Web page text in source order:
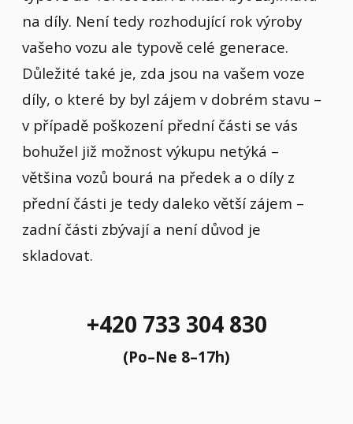
na díly. Není tedy rozhodující rok výroby
vašeho vozu ale typově celé generace.
Důležité také je, zda jsou na vašem voze
díly, o které by byl zájem v dobrém stavu –
v případě poškození přední části se vás
bohužel již možnost výkupu netýká –
většina vozů bourá na předek a o díly z
přední části je tedy daleko větší zájem –
zadní části zbývají a není důvod je
skladovat.
+420 733 304 830
(Po–Ne 8–17h)